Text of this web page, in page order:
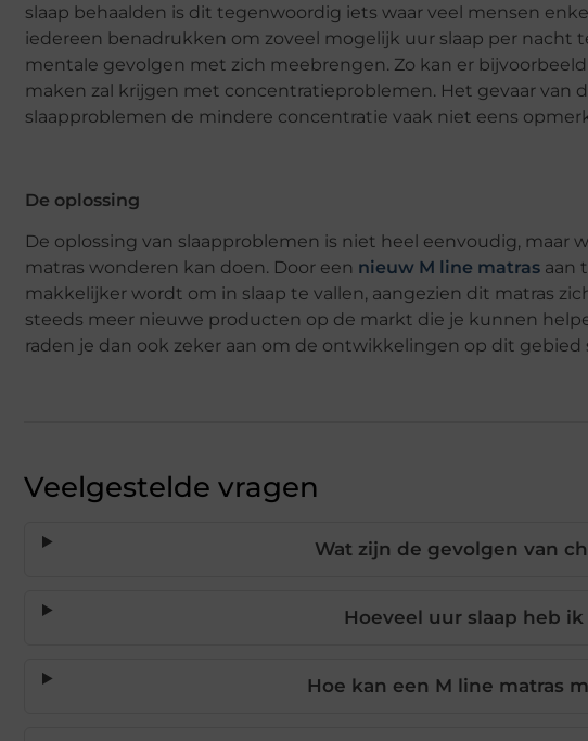
slaap behaalden is dit tegenwoordig iets waar veel mensen
iedereen benadrukken om zoveel mogelijk uur slaap per
mentale gevolgen met zich meebrengen. Zo kan er
maken zal krijgen met concentratieproblemen. Het gevaar
slaapproblemen de mindere concentratie vaak niet eens
De oplossing
De oplossing van slaapproblemen is niet heel eenvoudig, maar
matras wonderen kan doen. Door een nieuw M line matras aan
makkelijker wordt om in slaap te vallen, aangezien dit matras
steeds meer nieuwe producten op de markt die je kunnen
raden je dan ook zeker aan om de ontwikkelingen op dit
Veelgestelde vragen
Wat zijn de gevolgen van
Hoeveel uur slaap heb
Hoe kan een M line matras